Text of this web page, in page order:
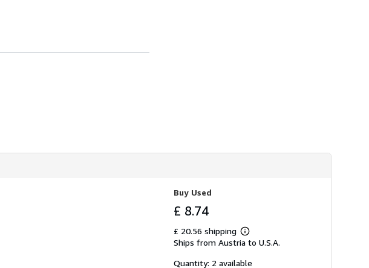
Buy Used
£ 8.74
£ 20.56 shipping
Learn
more
shipping
Ships from Austria to U.S.A.
Quantity: 2 available